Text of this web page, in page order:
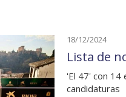
18/12/2024
Lista de
'El 47' con 14
candidaturas